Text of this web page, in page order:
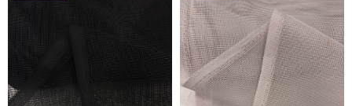
%33İndirim
%33İndirim